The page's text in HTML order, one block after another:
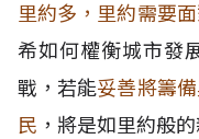
里約多，里約需要
希如何權衡城市發
戰，若能妥善將籌
民 ，將是如里約般